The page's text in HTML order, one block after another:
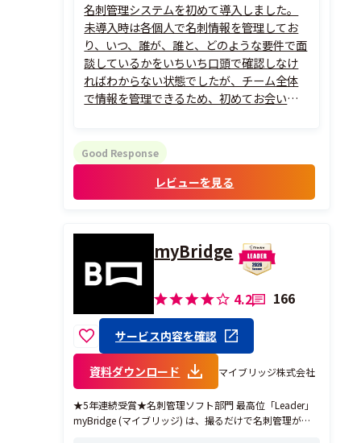
名刺管理システムを初めて導入しました。
未導入時は各個人で名刺情報を管理してお
り、いつ、誰が、誰と、どのような要件で面
談しているかをいちいち口頭で確認しなけ
ればわからない状態でしたが、チーム全体
で情報を管理できるため、初めてお会いす
Good Response
レビューを見る
myBridge
4.2 166
サービス内容を確認
資料ダウンロード マイブリッジ株式会社
★5年連続受賞★名刺管理ソフト部門 最高位「Leader」
myBridge (マイブリッジ) は、撮るだけで名刺管理がで